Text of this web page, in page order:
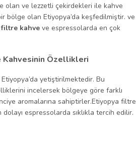
olan ve lezzetli çekirdekleri ile kahve
bölge olan Etiyopya’da keşfedilmiştir. ve
filtre kahve ve espressolarda en çok
Özellikleri
yetiştirilmektedir. Bu
incelersek bölgeye göre farklı
aromalarına sahiptirler.Etiyopya filtre
espressolarda sıklıkla tercih edilir.